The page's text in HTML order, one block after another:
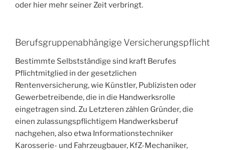
oder hier mehr seiner Zeit verbringt.
Berufsgruppenabhängige Versicherungspflicht
Bestimmte Selbstständige sind kraft Berufes
Pflichtmitglied in der gesetzlichen
Rentenversicherung, wie Künstler, Publizisten oder
Gewerbetreibende, die in die Handwerksrolle
eingetragen sind. Zu Letzteren zählen Gründer, die
einen zulassungspflichtigem Handwerksberuf
nachgehen, also etwa Informationstechniker
Karosserie- und Fahrzeugbauer, KfZ-Mechaniker,